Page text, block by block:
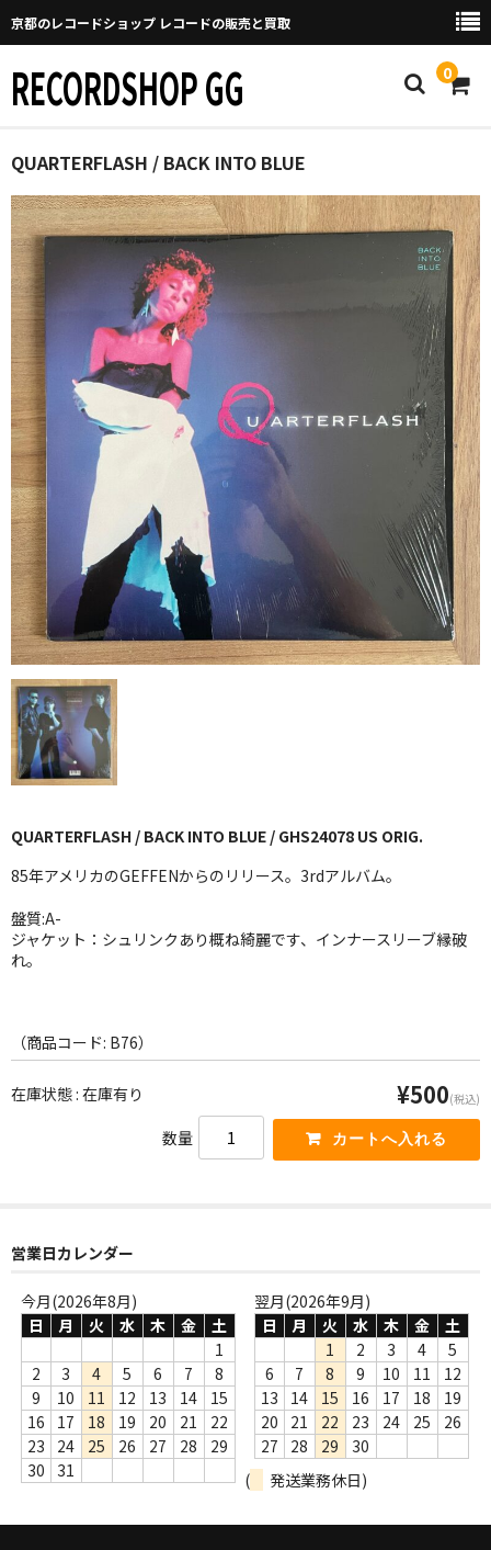
京都のレコードショップ レコードの販売と買取
RECORDSHOP GG 0
Home
マイページ
GGについて
買取について
取り置きなどについて
Categories
New Arrivals
新譜
GG RECORD （当店のレーベル）
全商品
JAZZ-US
BLUE NOTE
JAZZ-EU
JAZZ-JP
J-POP
FOLK,SSW
その他
レア盤（1万円以上）
Webのみ no.3
Webのみ no.4
売り切れ
Help
送料
QUARTERFLASH / BACK INTO BLUE
QUARTERFLASH / BACK INTO BLUE / GHS24078 US ORIG.
85年アメリカのGEFFENからのリリース。3rdアルバム。
盤質:A-
ジャケット：シュリンクあり概ね綺麗です、インナースリーブ縁破
れ。
（商品コード: B76）
在庫状態 : 在庫有り ¥500(税込)
数量
営業日カレンダー
今月(2026年8月)
日
月 火 水 木 金
土
1
2
3 4 5 6 7
8
9
10 11 12 13 14
15
16
17 18 19 20 21
22
23
24 25 26 27 28
29
30
31
翌月(2026年9月)
日
月 火 水 木 金
土
1
2 3 4
5
6
7 8 9 10 11
12
13
14 15 16 17 18
19
20
21 22 23 24 25
26
27
28 29
30
(
発送業務休日)